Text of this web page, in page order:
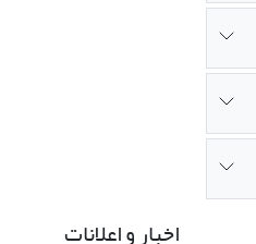
اخبار و اعلانات